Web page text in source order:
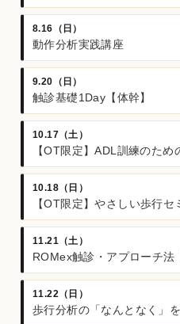
8.16（日）
動作分析実践講座
9.20（日）
触診基礎1Day【体幹】
10.17（土）
【OT限定】ADL訓練のため
10.18（日）
【OT限定】やさしい歩行セ
11.21（土）
ROMex触診・アプローチ法
11.22（日）
歩行分析の「なんとなく」